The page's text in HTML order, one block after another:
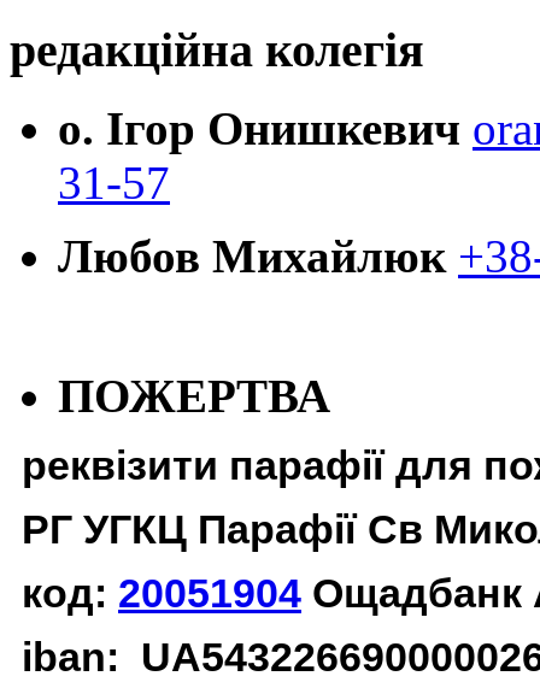
редакційна колегія
о. Ігор Онишкевич
31-57
Любов Михайлюк
ПОЖЕРТВА
реквізити парафії для
РГ УГКЦ Парафії Св
код: 20051904 Ощадбанк
iban: